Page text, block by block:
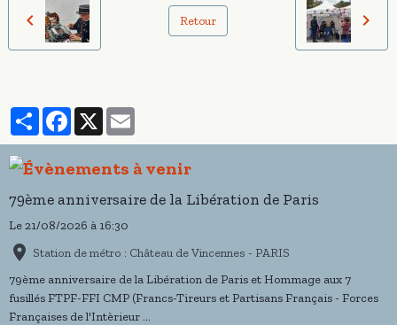
Retour
PartagerFacebook
X
79ème anniversaire de la Libération de Paris
Le 21/08/2026 à 16:30
Station de métro : Château de Vincennes - PARIS
79ème anniversaire de la Libération de Paris et Hommage aux 7
fusillés FTPF-FFI CMP (Francs-Tireurs et Partisans Français - Forces
Françaises de l'Intèrieur ...